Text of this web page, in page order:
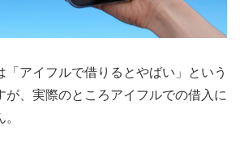
「アイフルで借りるとやばい」という
が、実際のところアイフルでの借入に